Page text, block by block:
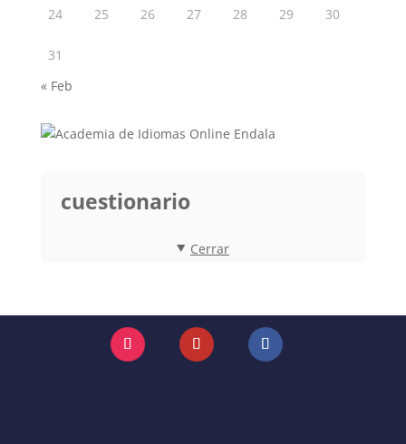
24 25 26 27 28 29 30
31
« Feb
cuestionario
Cerrar
Instagram YouTube Facebook